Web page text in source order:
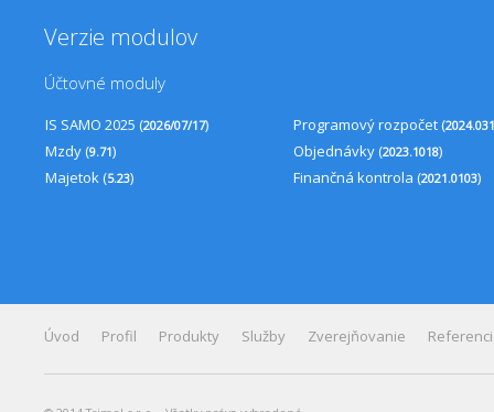
Verzie modulov
Účtovné moduly
IS SAMO 2025 (2026/07/17) Programový rozpočet (
Mzdy (9.71) Objednávky (2023.1018)
Majetok (5.23) Finančná kontrola (2021.0103)
Úvod Profil Produkty Služby Zverejňovanie